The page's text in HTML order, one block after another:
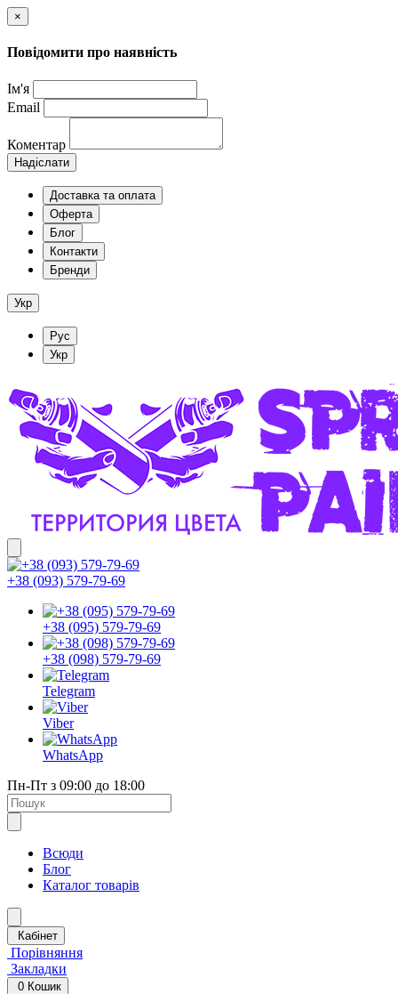
×
Повідомити про наявність
Ім'я
Email
Коментар
Надіслати
Доставка та оплата
Оферта
Блог
Контакти
Бренди
Укр
Рус
Укр
+38 (093) 579-79-69
+38 (095) 579-79-69
+38 (098) 579-79-69
Telegram
Viber
WhatsApp
Пн-Пт з 09:00 до 18:00
Всюди
Блог
Каталог товарів
Кабінет
Порівняння
Закладки
0 Кошик